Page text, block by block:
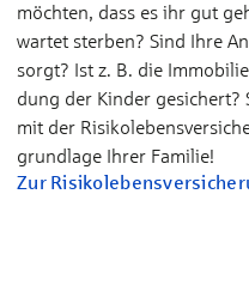
möch­ten, dass es ihr gut
war­tet ster­ben? Sind Ih­re
sorgt? Ist z. B. die
dung der Kin­der ge­si­chert?
mit der
grund­la­ge Ih­rer Fa­mi­lie!
Zur